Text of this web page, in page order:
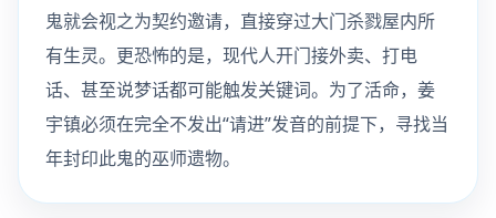
鬼就会视之为契约邀请，直接穿过大门杀戮屋内所
有生灵。更恐怖的是，现代人开门接外卖、打电
话、甚至说梦话都可能触发关键词。为了活命，姜
宇镇必须在完全不发出“请进”发音的前提下，寻找当
年封印此鬼的巫师遗物。